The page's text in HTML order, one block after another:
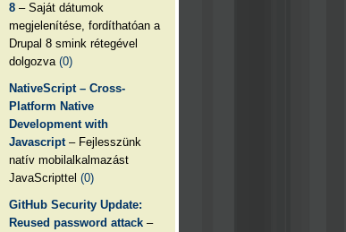
8 – Saját dátumok
megjelenítése, fordíthatóan a
Drupal 8 smink rétegével
dolgozva(0)
NativeScript – Cross-
Platform Native
Development with
Javascript – Fejlesszünk
natív mobilalkalmazást
JavaScripttel(0)
GitHub Security Update:
Reused password attack –